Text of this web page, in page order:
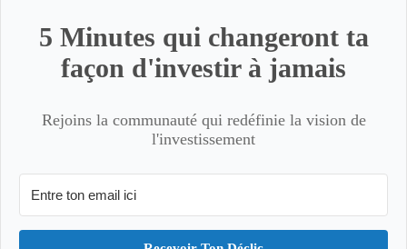
5 Minutes qui changeront ta
façon d'investir à jamais
Rejoins la communauté qui redéfinie la vision de
l'investissement